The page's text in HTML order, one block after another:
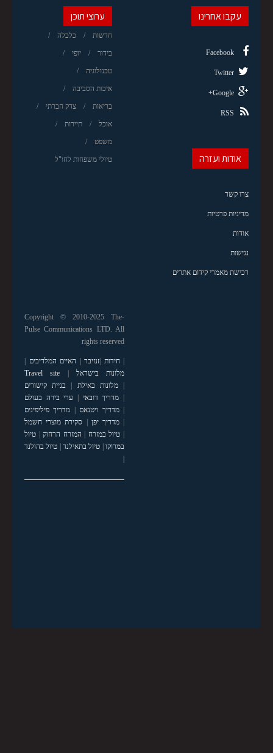
ערוצי תוכן
חדשות כלכלה
בידור יופי
טכנולוגיה
איכות הסביבה
בריאות צדק חברתי
אוכל תיירות
משפט
טיולי משפחות לחו"ל
עקבו אחרינו
Facebook
Twitter
Google+
RSS
אודות ועזרה
צרו קשר
מדיניות פרטיות
אודות
נגישות
רכישת מאמרי קידום אתרים
Copyright © 2010-2025 The-
Pulse Communications LTD. All
rights reserved
|חידות |זנזיבר | האיים המלדיבים |
מלונות בישראל |
Travel site
|מלונות באילת | בניית קישורים
| מדריך דובאי | ערי בירה בעולם
|מדריך ויטנאם | מדריך פיליפינים
|מדריך יפן | סקירת מוצרי חשמל
| טיול במזרח | המזרח הרחוק| טיול
במרוקו| טיול בתאילנד| טיול בהולנד
|